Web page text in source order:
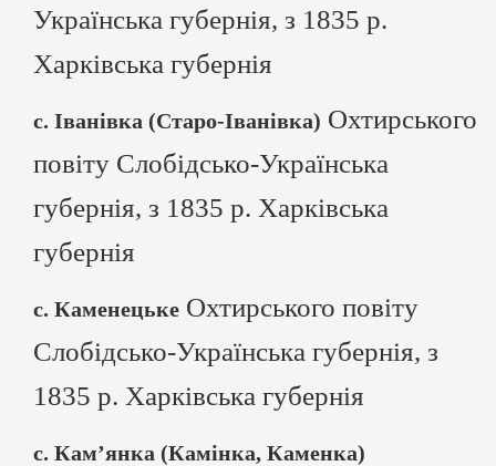
Українська губернія, з 1835 р.
Харківська губернія
с. Іванівка (Старо-Іванівка) Охтирського
повіту Слобідсько-Українська
губернія, з 1835 р. Харківська
губернія
с. Каменецьке Охтирського повіту
Слобідсько-Українська губернія, з
1835 р. Харківська губернія
с. Кам’янка (Камінка, Каменка)